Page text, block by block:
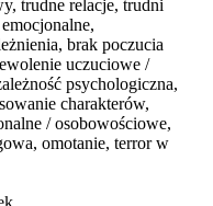
trudne relacje, trudni
ia, brak poczucia
uczuciowe /
psychologiczna,
charakterów,
/ osobowościowe,
omotanie, terror w